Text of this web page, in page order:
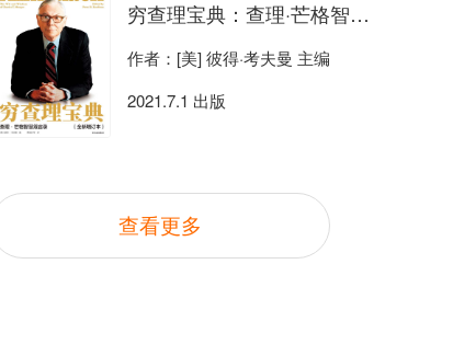
穷查理宝典：查理·芒格智慧箴言录（全新增订本）
作者：[美] 彼得·考夫曼 主编
2021.7.1 出版
查看更多